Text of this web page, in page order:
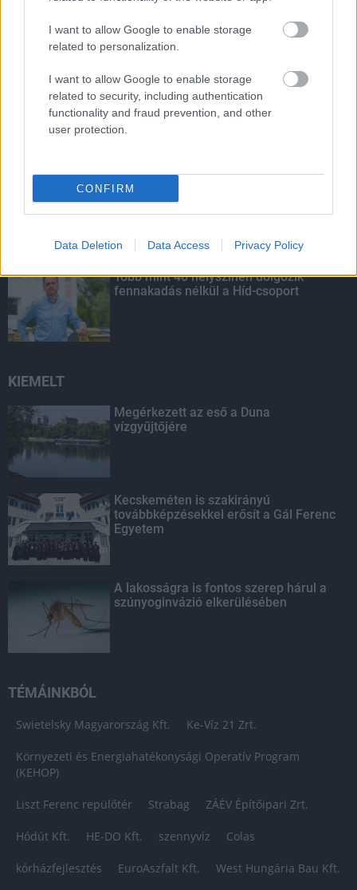
I want to allow Google to enable storage
related to personalization.
I want to allow Google to enable storage
related to security, including authentication
functionality and fraud prevention, and other
user protection.
CONFIRM
Data Deletion Data Access Privacy Policy
Indul a diákok pénzügyi ismereteit
erősítő Pénz7 programsorozat
Budapest-Pécs, Budapest-Szolnok:
gyorsabb és biztonságosabb lett a vasút
Több mint 40 helyszínen dolgozik
fennakadás nélkül a Híd-csoport
KIEMELT
Megérkezett az eső a Duna
vízgyűjtőjére
Kecskeméten is szakirányú
továbbképzésekkel erősít a Gál Ferenc
Egyetem
A lakosságra is fontos szerep hárul a
szúnyoginvázió elkerülésében
TÉMÁINKBÓL
Swietelsky Magyarország Kft. Ke-Víz 21 Zrt.
Környezeti és Energiahatékonysági Operatív Program
(KEHOP)
Liszt Ferenc repülőtér Strabag ZÁÉV Építőipari Zrt.
Hódút Kft. HE-DO Kft. szennyvíz Colas
kórházfejlesztés EuroAszfalt Kft. West Hungária Bau Kft.